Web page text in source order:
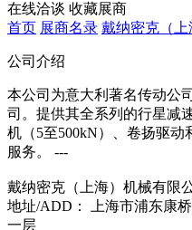
在线洽谈 收藏展商
首页 展商名录 戴纳密克（上
公司介绍
本公司为意大利著名传动公
司。提供其全系列的行星减
机（5至500kN）、卷扬驱
服务。 ---
戴纳密克（上海）机械有限
地址/ADD： 上海市浦东康
一层